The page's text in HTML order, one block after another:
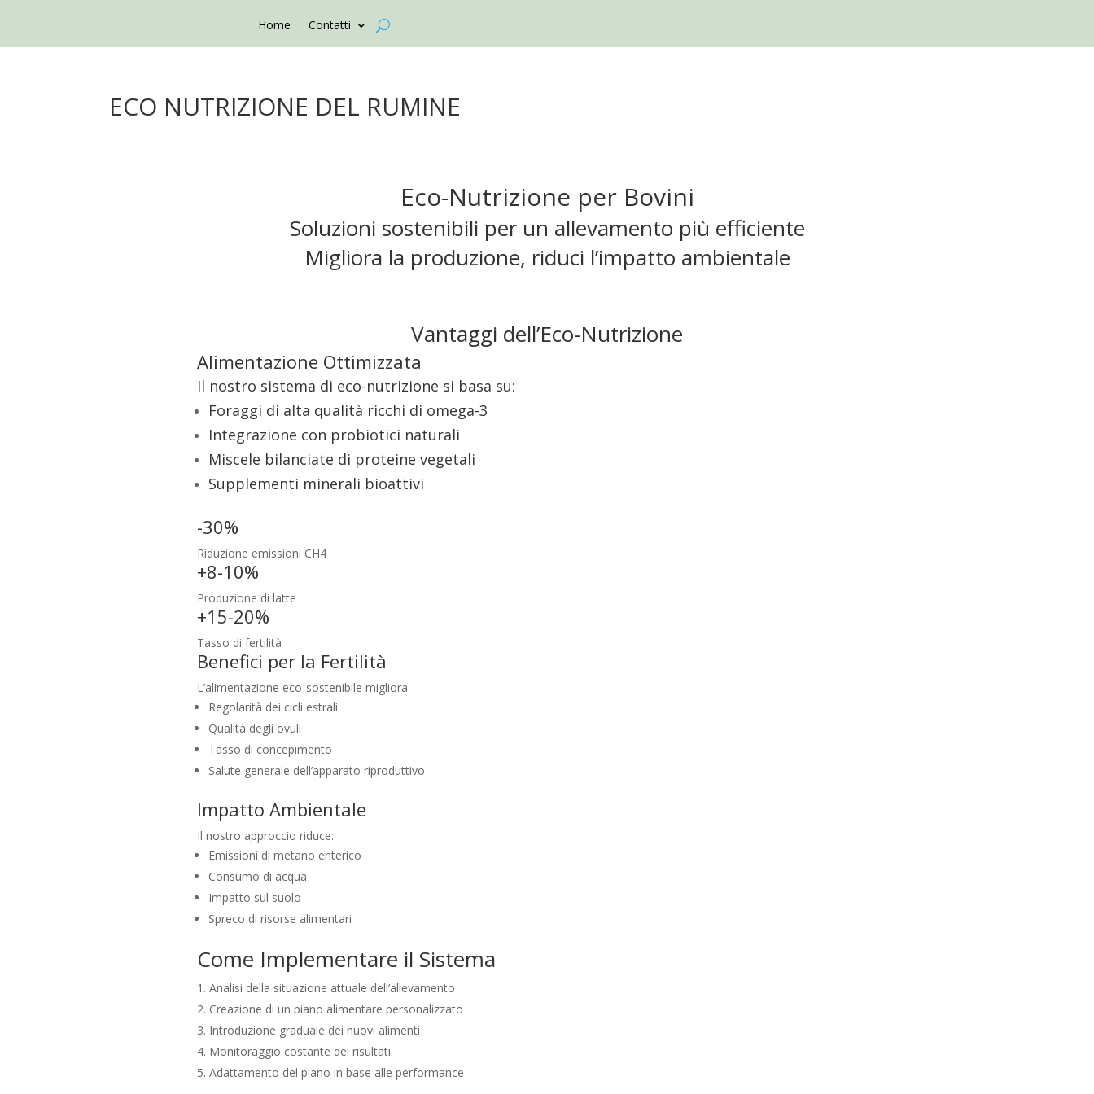
Home Contatti
ECO NUTRIZIONE DEL RUMINE
Eco-Nutrizione per Bovini
Soluzioni sostenibili per un allevamento più efficiente
Migliora la produzione, riduci l’impatto ambientale
Vantaggi dell’Eco-Nutrizione
Alimentazione Ottimizzata
Il nostro sistema di eco-nutrizione si basa su:
Foraggi di alta qualità ricchi di omega-3
Integrazione con probiotici naturali
Miscele bilanciate di proteine vegetali
Supplementi minerali bioattivi
-30%
Riduzione emissioni CH4
+8-10%
Produzione di latte
+15-20%
Tasso di fertilità
Benefici per la Fertilità
L’alimentazione eco-sostenibile migliora:
Regolarità dei cicli estrali
Qualità degli ovuli
Tasso di concepimento
Salute generale dell’apparato riproduttivo
Impatto Ambientale
Il nostro approccio riduce:
Emissioni di metano enterico
Consumo di acqua
Impatto sul suolo
Spreco di risorse alimentari
Come Implementare il Sistema
Analisi della situazione attuale dell’allevamento
Creazione di un piano alimentare personalizzato
Introduzione graduale dei nuovi alimenti
Monitoraggio costante dei risultati
Adattamento del piano in base alle performance